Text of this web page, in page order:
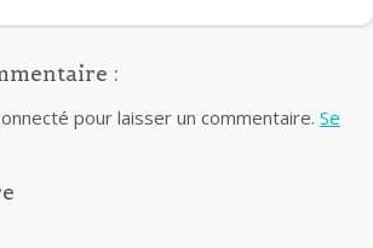
:
pour laisser un commentaire. Se